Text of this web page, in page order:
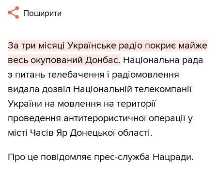
Поширити
За три місяці Українське радіо покриє майже
весь окупований Донбас. Національна рада
з питань телебачення і радіомовлення
видала дозвіл Національній телекомпанії
України на мовлення на території
проведення антитерористичної операції у
місті Часів Яр Донецької області.
Про це повідомляє прес-служба Нацради.